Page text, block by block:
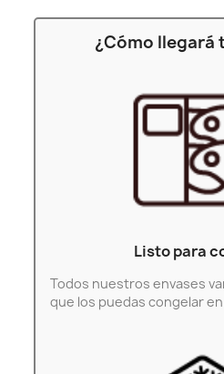
¿Cómo llegará
Listo para
Todos nuestros envases
que los puedas congelar